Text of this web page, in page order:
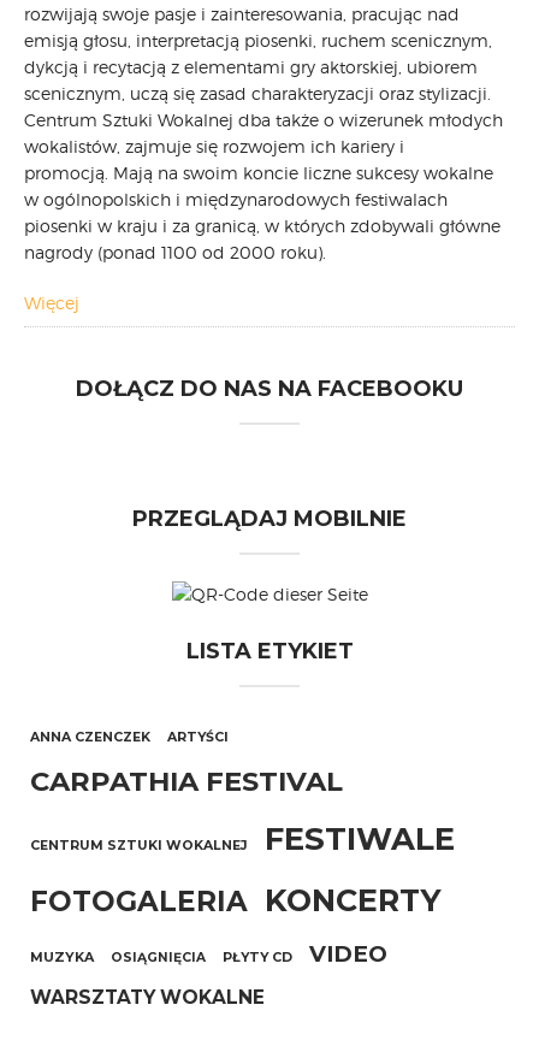
rozwijają swoje pasje i zainteresowania, pracując nad
emisją głosu, interpretacją piosenki, ruchem scenicznym,
dykcją i recytacją z elementami gry aktorskiej, ubiorem
scenicznym, uczą się zasad charakteryzacji oraz stylizacji.
Centrum Sztuki Wokalnej dba także o wizerunek młodych
wokalistów, zajmuje się rozwojem ich kariery i
promocją. Mają na swoim koncie liczne sukcesy wokalne
w ogólnopolskich i międzynarodowych festiwalach
piosenki w kraju i za granicą, w których zdobywali główne
nagrody (ponad 1100 od 2000 roku).
Więcej
DOŁĄCZ DO NAS NA FACEBOOKU
PRZEGLĄDAJ MOBILNIE
LISTA ETYKIET
ANNA CZENCZEK ARTYŚCI
CARPATHIA FESTIVAL
CENTRUM SZTUKI WOKALNEJ FESTIWALE
FOTOGALERIA KONCERTY
MUZYKA OSIĄGNIĘCIA PŁYTY CD VIDEO
WARSZTATY WOKALNE